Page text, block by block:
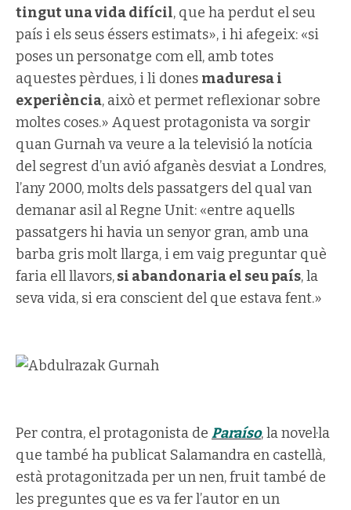
tingut una vida difícil, que ha perdut el seu
país i els seus éssers estimats», i hi afegeix: «si
poses un personatge com ell, amb totes
aquestes pèrdues, i li dones maduresa i
experiència, això et permet reflexionar sobre
moltes coses.» Aquest protagonista va sorgir
quan Gurnah va veure a la televisió la notícia
del segrest d’un avió afganès desviat a Londres,
l’any 2000, molts dels passatgers del qual van
demanar asil al Regne Unit: «entre aquells
passatgers hi havia un senyor gran, amb una
barba gris molt llarga, i em vaig preguntar què
faria ell llavors,si abandonaria el seu país, la
seva vida, si era conscient del que estava fent.»
Per contra, el protagonista de Paraíso, la novel·la
que també ha publicat Salamandra en castellà,
està protagonitzada per un nen, fruit també de
les preguntes que es va fer l’autor en un